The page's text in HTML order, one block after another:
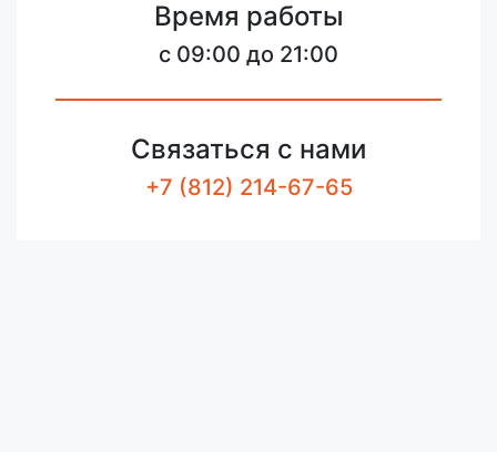
Время работы
c 09:00 до 21:00
Связаться с нами
+7 (812) 214-67-65